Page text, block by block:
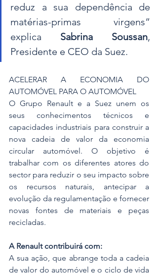
reduz a sua dependência de
matérias-primas virgens”
explica Sabrina Soussan,
Presidente e CEO da Suez.
ACELERAR A ECONOMIA DO
AUTOMÓVEL PARA O AUTOMÓVEL
O Grupo Renault e a Suez unem os
seus conhecimentos técnicos e
capacidades industriais para construir a
nova cadeia de valor da economia
circular automóvel. O objetivo é
trabalhar com os diferentes atores do
sector para reduzir o seu impacto sobre
os recursos naturais, antecipar a
evolução da regulamentação e fornecer
novas fontes de materiais e peças
recicladas.
A Renault contribuirá com:
A sua ação, que abrange toda a cadeia
de valor do automóvel e o ciclo de vida